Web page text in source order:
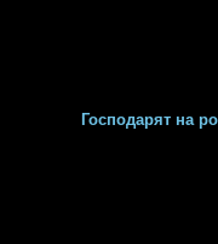
Господарят на